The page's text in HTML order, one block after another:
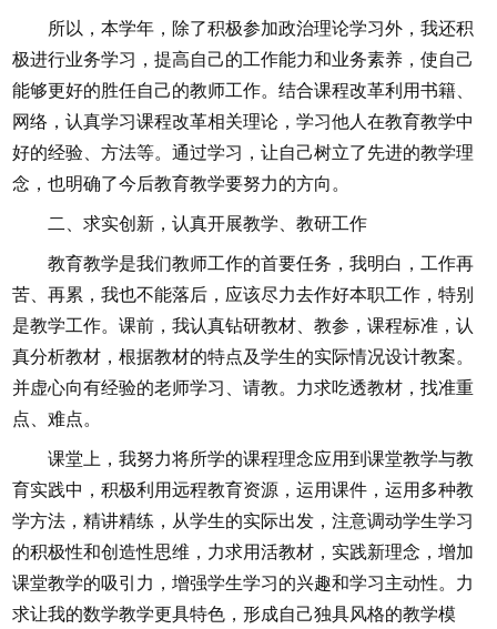
所以，本学年，除了积极参加政治理论学习外，我还积
极进行业务学习，提高自己的工作能力和业务素养，使自己
能够更好的胜任自己的教师工作。结合课程改革利用书籍、
网络，认真学习课程改革相关理论，学习他人在教育教学中
好的经验、方法等。通过学习，让自己树立了先进的教学理
念，也明确了今后教育教学要努力的方向。
二、求实创新，认真开展教学、教研工作
教育教学是我们教师工作的首要任务，我明白，工作再
苦、再累，我也不能落后，应该尽力去作好本职工作，特别
是教学工作。课前，我认真钻研教材、教参，课程标准，认
真分析教材，根据教材的特点及学生的实际情况设计教案。
并虚心向有经验的老师学习、请教。力求吃透教材，找准重
点、难点。
课堂上，我努力将所学的课程理念应用到课堂教学与教
育实践中，积极利用远程教育资源，运用课件，运用多种教
学方法，精讲精练，从学生的实际出发，注意调动学生学习
的积极性和创造性思维，力求用活教材，实践新理念，增加
课堂教学的吸引力，增强学生学习的兴趣和学习主动性。力
求让我的数学教学更具特色，形成自己独具风格的教学模